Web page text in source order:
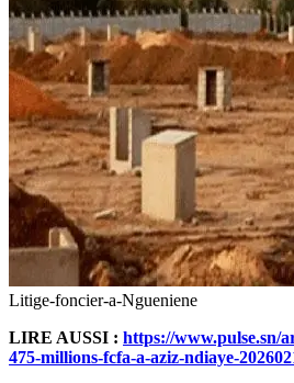
Litige-foncier-a-Ngueniene
LIRE AUSSI : https://www.pulse.sn/
475-millions-fcfa-a-aziz-ndiaye-